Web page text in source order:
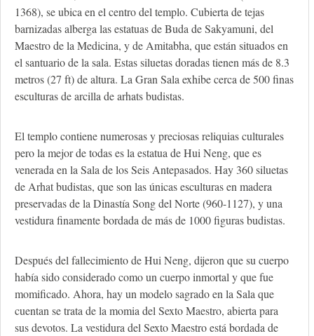
1368), se ubica en el centro del templo. Cubierta de tejas
barnizadas alberga las estatuas de Buda de Sakyamuni, del
Maestro de la Medicina, y de Amitabha, que están situados en
el santuario de la sala. Estas siluetas doradas tienen más de 8.3
metros (27 ft) de altura. La Gran Sala exhibe cerca de 500 finas
esculturas de arcilla de arhats budistas.
El templo contiene numerosas y preciosas reliquias culturales
pero la mejor de todas es la estatua de Hui Neng, que es
venerada en la Sala de los Seis Antepasados. Hay 360 siluetas
de Arhat budistas, que son las únicas esculturas en madera
preservadas de la Dinastía Song del Norte (960-1127), y una
vestidura finamente bordada de más de 1000 figuras budistas.
Después del fallecimiento de Hui Neng, dijeron que su cuerpo
había sido considerado como un cuerpo inmortal y que fue
momificado. Ahora, hay un modelo sagrado en la Sala que
cuentan se trata de la momia del Sexto Maestro, abierta para
sus devotos. La vestidura del Sexto Maestro está bordada de